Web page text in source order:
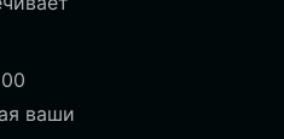
ваши